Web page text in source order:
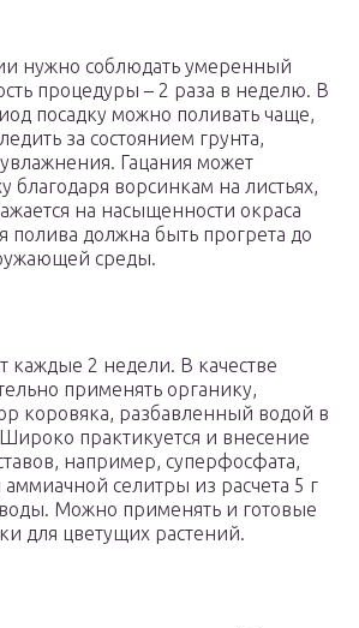
нужно соблюдать умеренный
процедуры – 2 раза в неделю. В
посадку можно поливать чаще,
за состоянием грунта,
Гацания может
благодаря ворсинкам на листьях,
на насыщенности окраса
полива должна быть прогрета до
среды.
каждые 2 недели. В качестве
применять органику,
коровяка, разбавленный водой в
практикуется и внесение
например, суперфосфата,
аммиачной селитры из расчета 5 г
воды. Можно применять и готовые
для цветущих растений.